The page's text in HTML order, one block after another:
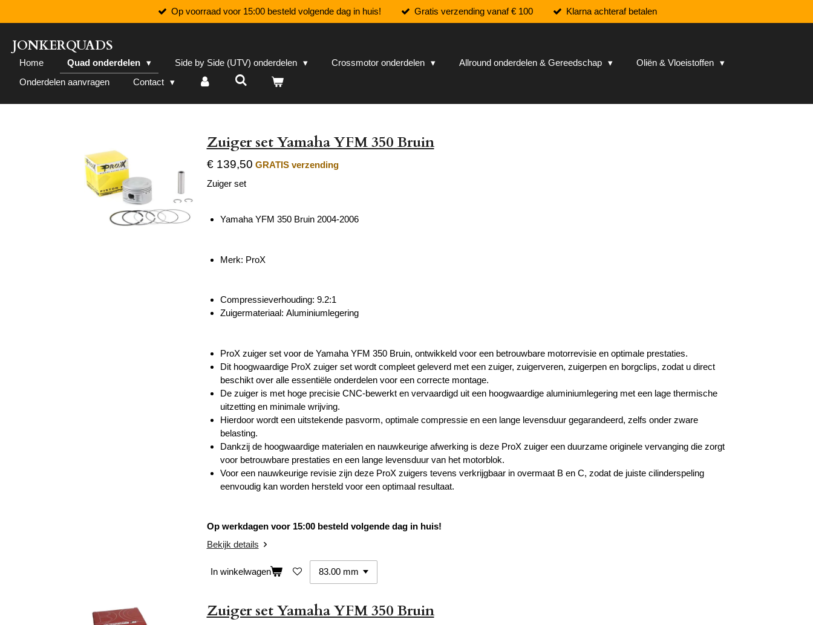
direct
naar
de
hoofdinhoud
Op voorraad voor 15:00 besteld volgende dag in huis! Gratis verzending vanaf € 100 Klarna achteraf betalen
JONKERQUADS
Home Quad onderdelen Side by Side (UTV) onderdelen Crossmotor onderdelen Allround onderdelen & Gereedschap
Oliën & Vloeistoffen
Onderdelen aanvragen
Contact
Zuiger set Yamaha YFM 350 Bruin
€ 139,50 GRATIS verzending
Zuiger set
Yamaha YFM 350 Bruin 2004-2006
Merk: ProX
Compressieverhouding: 9.2:1
Zuigermateriaal: Aluminiumlegering
ProX zuiger set voor de Yamaha YFM 350 Bruin, ontwikkeld voor een betrouwbare motorrevisie en optimale prestaties.
Dit hoogwaardige ProX zuiger set wordt compleet geleverd met een zuiger, zuigerveren, zuigerpen en borgclips, zodat u direct
beschikt over alle essentiële onderdelen voor een correcte montage.
De zuiger is met hoge precisie CNC-bewerkt en vervaardigd uit een hoogwaardige aluminiumlegering met een lage thermische
uitzetting en minimale wrijving.
Hierdoor wordt een uitstekende pasvorm, optimale compressie en een lange levensduur gegarandeerd, zelfs onder zware
belasting.
Dankzij de hoogwaardige materialen en nauwkeurige afwerking is deze ProX zuiger een duurzame originele vervanging die zorgt
voor betrouwbare prestaties en een lange levensduur van het motorblok.
Voor een nauwkeurige revisie zijn deze ProX zuigers tevens verkrijgbaar in overmaat B en C, zodat de juiste cilinderspeling
eenvoudig kan worden hersteld voor een optimaal resultaat.
Op werkdagen voor 15:00 besteld volgende dag in huis!
Bekijk details
In winkelwagen
Zuiger set Yamaha YFM 350 Bruin